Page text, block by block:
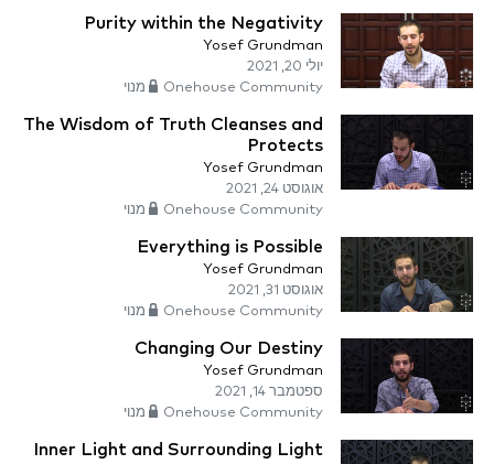
Purity within the Negativity
Yosef Grundman
יולי 20, 2021
Onehouse Community מנוי
The Wisdom of Truth Cleanses and
Protects
Yosef Grundman
אוגוסט 24, 2021
Onehouse Community מנוי
Everything is Possible
Yosef Grundman
אוגוסט 31, 2021
Onehouse Community מנוי
Changing Our Destiny
Yosef Grundman
ספטמבר 14, 2021
Onehouse Community מנוי
Inner Light and Surrounding Light